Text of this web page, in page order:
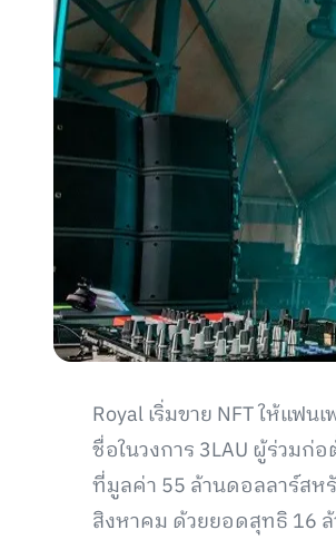
Royal เริ่มขาย NFT ให้แฟน
ชื่อในวงการ 3LAU ผู้ร่วม
ที่มูลค่า 55 ล้านดอลลาร์สห
สิงหาคม ด้วยยอดสุทธิ 16